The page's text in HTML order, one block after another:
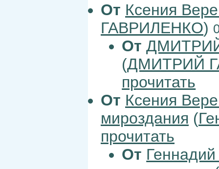
От Ксения
ГАВРИЛЕНКО)
От
(ДМИТРИЙ
прочитать
От Ксения
мироздания (
прочитать
От